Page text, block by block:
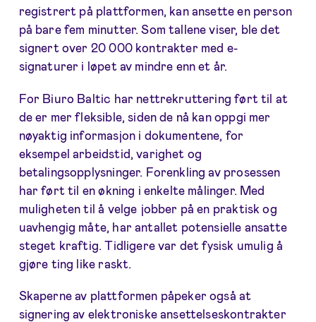
registrert på plattformen, kan ansette en person
på bare fem minutter. Som tallene viser, ble det
signert over 20 000 kontrakter med e-
signaturer i løpet av mindre enn et år.
For Biuro Baltic har nettrekruttering ført til at
de er mer fleksible, siden de nå kan oppgi mer
nøyaktig informasjon i dokumentene, for
eksempel arbeidstid, varighet og
betalingsopplysninger. Forenkling av prosessen
har ført til en økning i enkelte målinger. Med
muligheten til å velge jobber på en praktisk og
uavhengig måte, har antallet potensielle ansatte
steget kraftig. Tidligere var det fysisk umulig å
gjøre ting like raskt.
Skaperne av plattformen påpeker også at
signering av elektroniske ansettelseskontrakter